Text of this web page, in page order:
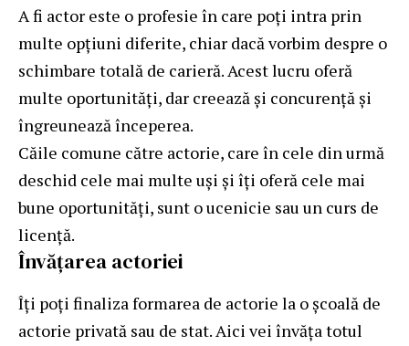
A fi actor este o profesie în care poți intra prin
multe opțiuni diferite, chiar dacă vorbim despre o
schimbare totală de carieră. Acest lucru oferă
multe oportunități, dar creează și concurență și
îngreunează începerea.
Căile comune către actorie, care în cele din urmă
deschid cele mai multe uși și îți oferă cele mai
bune oportunități, sunt o ucenicie sau un curs de
licență.
Învățarea actoriei
Îți poți finaliza formarea de actorie la o școală de
actorie privată sau de stat. Aici vei învăța totul